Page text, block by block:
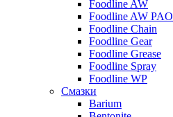
Foodline AW
Foodline AW PAO
Foodline Chain
Foodline Gear
Foodline Grease
Foodline Spray
Foodline WP
Смазки
Barium